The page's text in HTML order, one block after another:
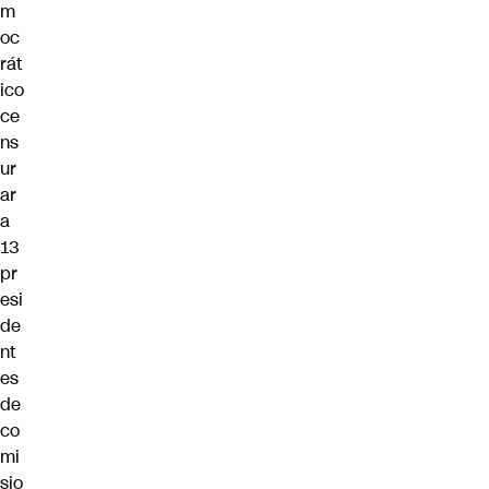
m
oc
rát
ico
ce
ns
ur
ar
a
13
pr
esi
de
nt
es
de
co
mi
sio